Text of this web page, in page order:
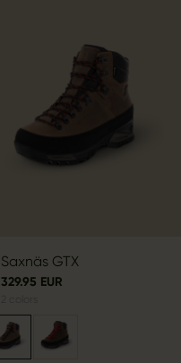
Saxnäs GTX
329.95 EUR